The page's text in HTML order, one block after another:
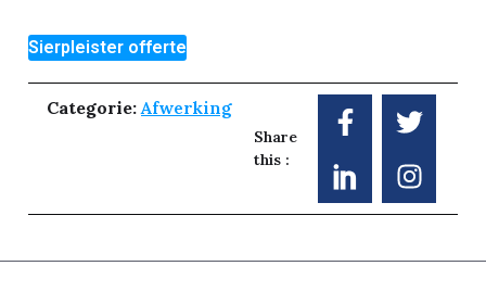
Sierpleister offerte
Categorie:Afwerking
Share
this :